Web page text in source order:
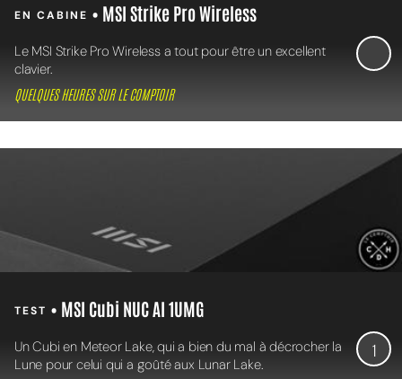
EN CABINE • MSI Strike Pro Wireless
Le MSI Strike Pro Wireless a tout pour être un excellent
clavier.
QUELQUES HEURES SUR LE COMPTOIR
TEST • MSI Cubi NUC AI 1UMG
1
Un Cubi en Meteor Lake, qui a bien du mal à décrocher la
Lune pour celui qui a goûté aux Lunar Lake.